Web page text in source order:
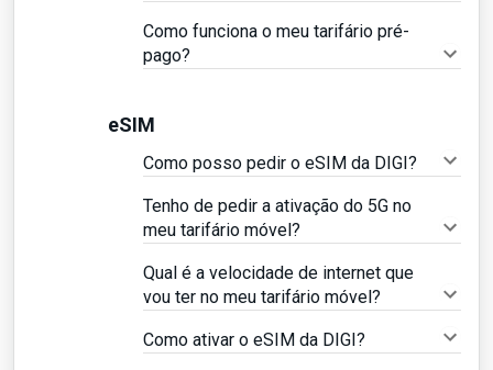
Como funciona o meu tarifário pré-
pago?
eSIM
Como posso pedir o eSIM da DIGI?
Tenho de pedir a ativação do 5G no
meu tarifário móvel?
Qual é a velocidade de internet que
vou ter no meu tarifário móvel?
Como ativar o eSIM da DIGI?